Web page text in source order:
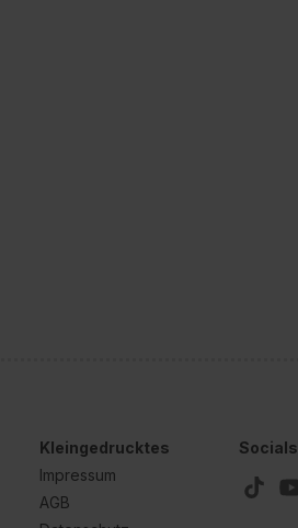
Kleingedrucktes
Impressum
AGB
Socials